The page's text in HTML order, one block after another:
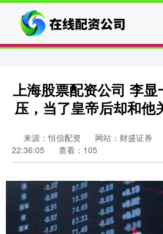
上海股票配资公司 李
压，当了皇帝后却和他
来源：恒信配资 网站：财盛证券
22:36:05
查看：105